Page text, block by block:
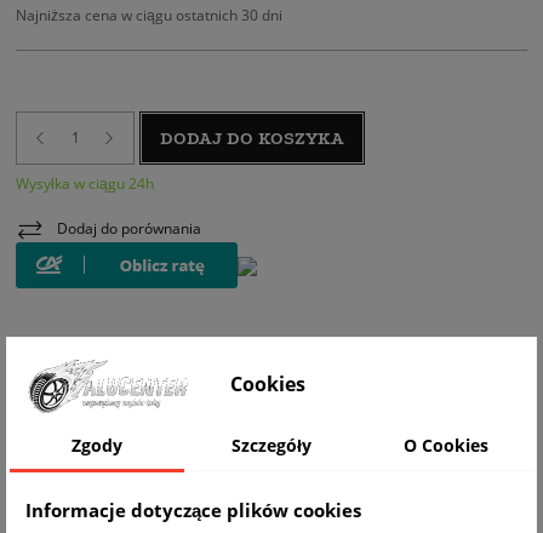
Najniższa cena w ciągu ostatnich 30 dni
DODAJ DO KOSZYKA
Wysyłka w ciągu 24h
Dodaj do porównania
WIZUALIZACJA NA AUCIE
Cookies
Zgody Szczegóły O Cookies
Informacje dotyczące plików cookies